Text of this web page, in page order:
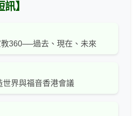
】
360──過去、現在、未來
界與福音香港會議